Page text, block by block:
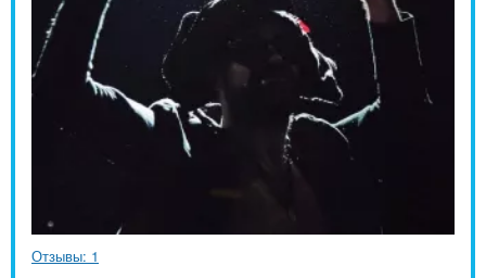
Отзывы: 1